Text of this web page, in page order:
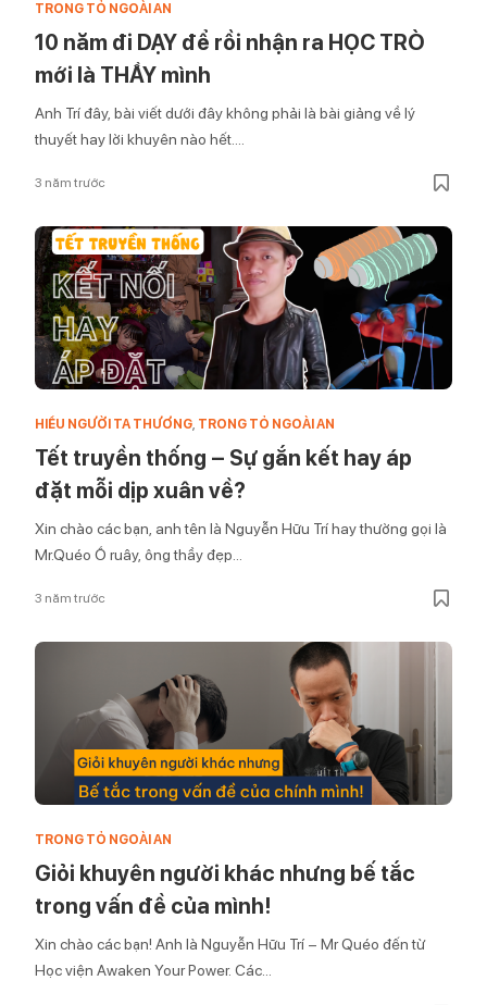
TRONG TỎ NGOÀI AN
10 năm đi DẠY để rồi nhận ra HỌC TRÒ
mới là THẦY mình
Anh Trí đây, bài viết dưới đây không phải là bài giảng về lý
thuyết hay lời khuyên nào hết....
3 năm trước
HIỂU NGƯỜI TA THƯƠNG, TRONG TỎ NGOÀI AN
Tết truyền thống – Sự gắn kết hay áp
đặt mỗi dịp xuân về?
Xin chào các bạn, anh tên là Nguyễn Hữu Trí hay thường gọi là
Mr.Quéo Ồ ruây, ông thầy đẹp...
3 năm trước
TRONG TỎ NGOÀI AN
Giỏi khuyên người khác nhưng bế tắc
trong vấn đề của mình!
Xin chào các bạn! Anh là Nguyễn Hữu Trí – Mr Quéo đến từ
Học viện Awaken Your Power. Các...